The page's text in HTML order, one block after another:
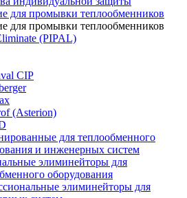
для промывки теплообменников
для промывки теплообменников
(PIPAL)
CIP
(Asterion)
для теплообменного
и инженерных систем
элиминейторы для
оборудования
элиминейторы для